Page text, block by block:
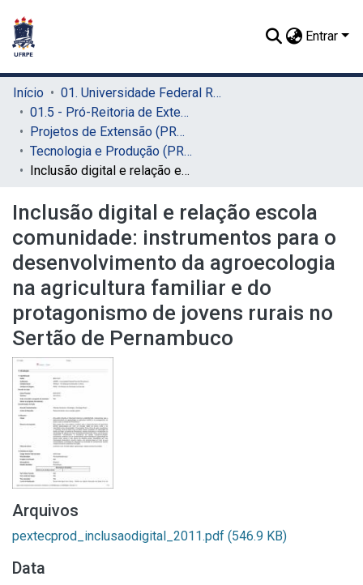
Entrar
Início
01. Universidade Federal Rural de Pernambuco - UFRPE (Sede)
01.5 - Pró-Reitoria de Extensão, Cultura e Cidadania (PROExC)
Projetos de Extensão (PROExC)
Tecnologia e Produção (PROExC)
Inclusão digital e relação escola comunidade: instrumentos para o desenvolvimento da agroecologia na agricultura familiar e do protagonismo de jovens rurais no Sertão de Pernambuco
Inclusão digital e relação escola
comunidade: instrumentos para o
desenvolvimento da agroecologia
na agricultura familiar e do
protagonismo de jovens rurais no
Sertão de Pernambuco
Arquivos
pextecprod_inclusaodigital_2011.pdf (546.9 KB)
Data